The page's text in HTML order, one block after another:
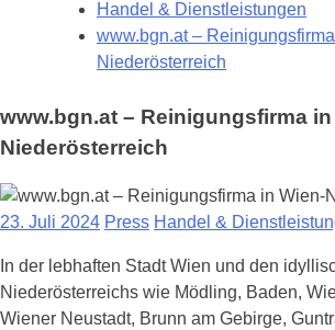
Handel & Dienstleistungen
www.bgn.at –
Niederösterreich
www.bgn.at – Reinigungsfirma in
Niederösterreich
23. Juli 2024 Press Handel &
In der lebhaften Stadt Wien und den
Niederösterreichs wie Mödling, Baden,
Wiener Neustadt, Brunn am Gebirge,